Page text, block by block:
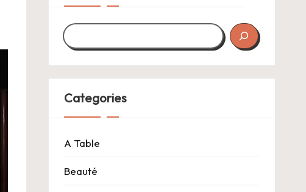
Categories
A Table
Beauté